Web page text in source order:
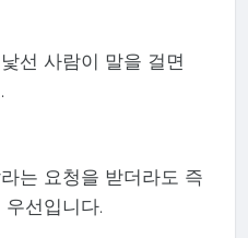
선 사람이 말을 걸면
는 요청을 받더라도 즉
선입니다.